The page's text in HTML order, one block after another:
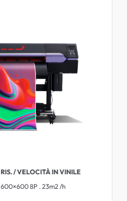
RIS. / VELOCITÀ IN VINILE
600×600 8P . 23m2 /h